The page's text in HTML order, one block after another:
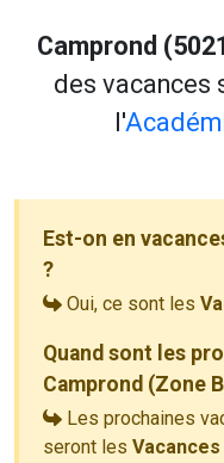
Camprond
des vacances
l'
Est-on en
?
Oui, ce sont les
Quand sont les
Camprond (Zone
Les prochaines
seront les